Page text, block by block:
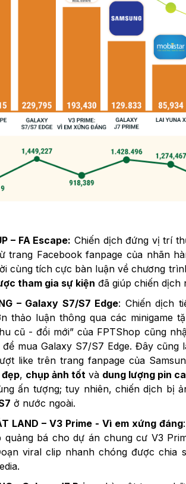
– FA Escape: Chiến dịch đứng vị trí
trang Facebook fanpage của nhãn
cùng tích cực bàn luận về chương
tham gia sự kiện đã giúp chiến dịch
– Galaxy S7/S7 Edge: Chiến dịch
thảo luận thông qua các minigame
cũ - đổi mới” của FPTShop cũng
để mua Galaxy S7/S7 Edge. Đây
like trên trang fanpage của
, chụp ảnh tốt và dung lượng pin
ấn tượng; tuy nhiên, chiến dịch bị
ở nước ngoài.
LAND – V3 Prime - Vì em xứng đáng
quảng bá cho dự án chung cư V3
viral clip nhanh chóng được chia